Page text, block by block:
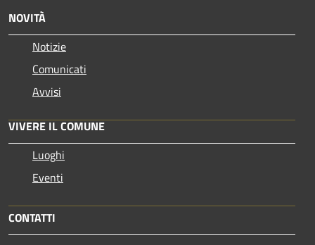
NOVITÀ
Notizie
Comunicati
Avvisi
VIVERE IL COMUNE
Luoghi
Eventi
CONTATTI